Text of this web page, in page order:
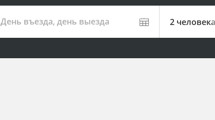
День въезда, день выезда 2 человека